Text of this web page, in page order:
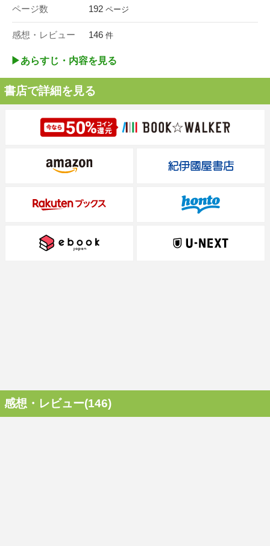
ページ数 192 ページ
感想・レビュー 146 件
▶︎あらすじ・内容を見る
書店で詳細を見る
感想・レビュー(146)